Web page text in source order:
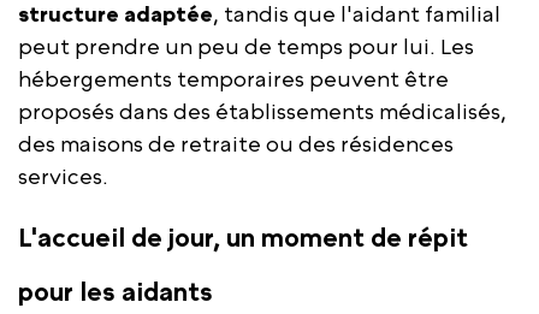
structure adaptée, tandis que l'aidant familial
peut prendre un peu de temps pour lui. Les
hébergements temporaires peuvent être
proposés dans des établissements médicalisés,
des maisons de retraite ou des résidences
services.
L'accueil de jour, un moment de répit
pour les aidants